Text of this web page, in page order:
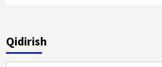
Qidirish